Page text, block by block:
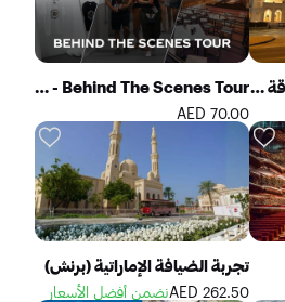
تجربة الغداء والعشاء للذواقة في بوسترونوم دبي The Ultimate Venue Experience - Behind The Scenes Tour
70.00 AED
تجربة الضيافة الإماراتية (برنش)
262.50 AED نضمن أفضل الأسعار